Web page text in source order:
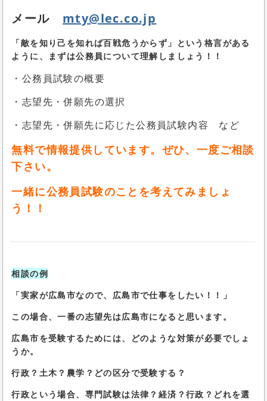
メール mty@lec.co.jp
「敵を知り己を知れば百戦危うからず」という格言がある
ように、まずは公務員について理解しましょう！！
・公務員試験の概要
・志望先・併願先の選択
・志望先・併願先に応じた公務員試験内容 など
無料で情報提供しています。ぜひ、一度ご相談
下さい。
一緒に公務員試験のことを考えてみましょ
う！！
相談の例
「実家が広島市なので、広島市で仕事をしたい！！」
この場合、一番の志望先は広島市になると思います。
広島市を受験するためには、どのような対策が必要でしょ
うか。
行政？土木？農学？どの区分で受験する？
行政という場合、専門試験は法律？経済？行政？どれを選